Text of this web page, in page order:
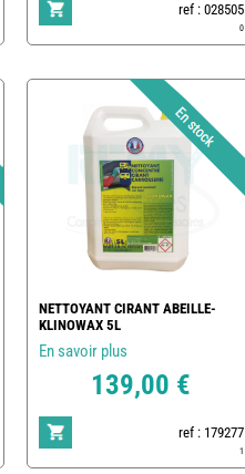
ref : 028505
0
NETTOYANT CIRANT ABEILLE-
KLINOWAX 5L
En savoir plus
139,00 €
ref : 179277
1